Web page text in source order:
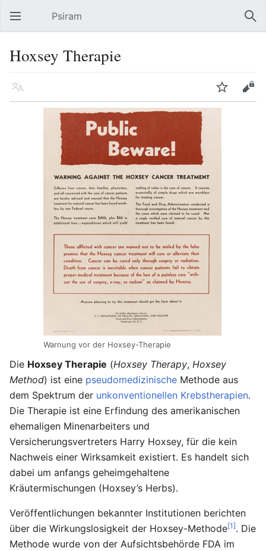
Hauptmenü öffnen Psiram
Hoxsey Therapie
Sprache Beobachten Bearbeiten
Warnung vor der Hoxsey-Therapie
Die Hoxsey Therapie (Hoxsey Therapy, Hoxsey
Method) ist eine pseudomedizinische Methode aus
dem Spektrum der unkonventionellen Krebstherapien.
Die Therapie ist eine Erfindung des amerikanischen
ehemaligen Minenarbeiters und
Versicherungsvertreters Harry Hoxsey, für die kein
Nachweis einer Wirksamkeit existiert. Es handelt sich
dabei um anfangs geheimgehaltene
Kräutermischungen (Hoxsey’s Herbs).
Veröffentlichungen bekannter Institutionen berichten
über die Wirkungslosigkeit der Hoxsey-Methode[1]. Die
Methode wurde von der Aufsichtsbehörde FDA im